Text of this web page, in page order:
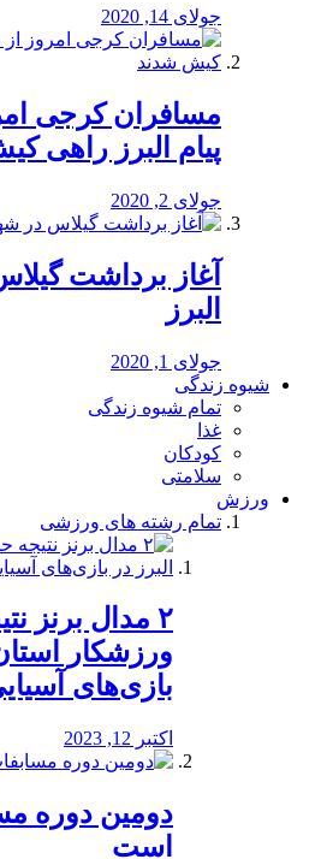
جولای 14, 2020
مسافران کرجی
پیام البرز راهی
جولای 2, 2020
آغاز برداشت
البرز
جولای 1, 2020
شیوه زندگی
تمام شیوه زندگی
غذا
کودکان
سلامتی
ورزش
تمام رشته های ورزشی
ورزشکار
بازی‌های
اکتبر 12, 2023
دومین دوره
است